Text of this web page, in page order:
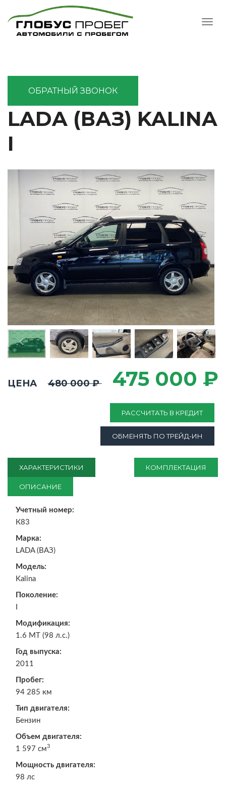
ОБРАТНЫЙ ЗВОНОК
LADA (ВАЗ) KALINA
I
ХАРАКТЕРИСТИКИ КОМПЛЕКТАЦИЯ
ОПИСАНИЕ
Учетный номер:
К83
Марка:
LADA (ВАЗ)
Модель:
Kalina
Поколение:
Модификация:
1.6 MT (98 л.с.)
Год выпуска:
2011
Пробег:
94 285 км
Тип двигателя:
Бензин
Объем двигателя:
1 597 см3
Мощность двигателя:
98 лс
ЦЕНА 480 000 ₽ 475 000 ₽
РАССЧИТАТЬ В КРЕДИТ
ОБМЕНЯТЬ ПО ТРЕЙД-ИН